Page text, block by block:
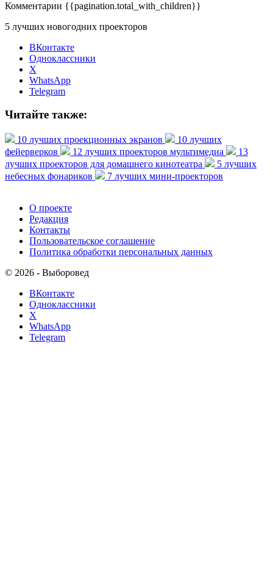
Комментарии {{pagination.total_with_children}}
5 лучших новогодних проекторов
ВКонтакте
Одноклассники
X
WhatsApp
Telegram
Читайте также:
10 лучших проекционных экранов
10 лучших
фейерверков
12 лучших проекторов мультимедиа
13
лучших проекторов для домашнего кинотеатра
5 лучших
небесных фонариков
7 лучших мини-проекторов
О проекте
Редакция
Контакты
Пользовательское соглашение
Политика обработки персональных данных
© 2026 - Выборовед
ВКонтакте
Одноклассники
X
WhatsApp
Telegram